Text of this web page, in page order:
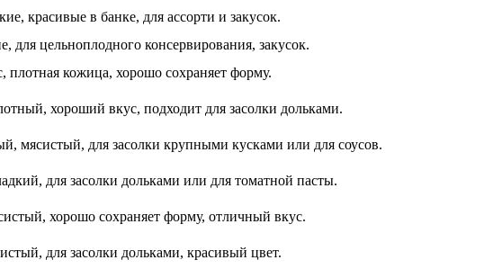
красивые в банке, для ассорти и закусок.
для цельноплодного консервирования, закусок.
плотная кожица, хорошо сохраняет форму.
хороший вкус, подходит для засолки дольками.
мясистый, для засолки крупными кусками или для соусов.
для засолки дольками или для томатной пасты.
хорошо сохраняет форму, отличный вкус.
для засолки дольками, красивый цвет.